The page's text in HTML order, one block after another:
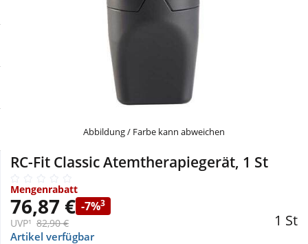
Täglich gut versorgt
Körperpflege & Kosmetik
Nahrungsergänzung
Natur & Homöopathie
Sanitätshaus
Abbildung / Farbe kann abweichen
RC-Fit Classic Atemtherapiegerät, 1 St
Mengenrabatt
76,87 € -7%3
UVP¹ 82,90 € 1 St
Artikel verfügbar